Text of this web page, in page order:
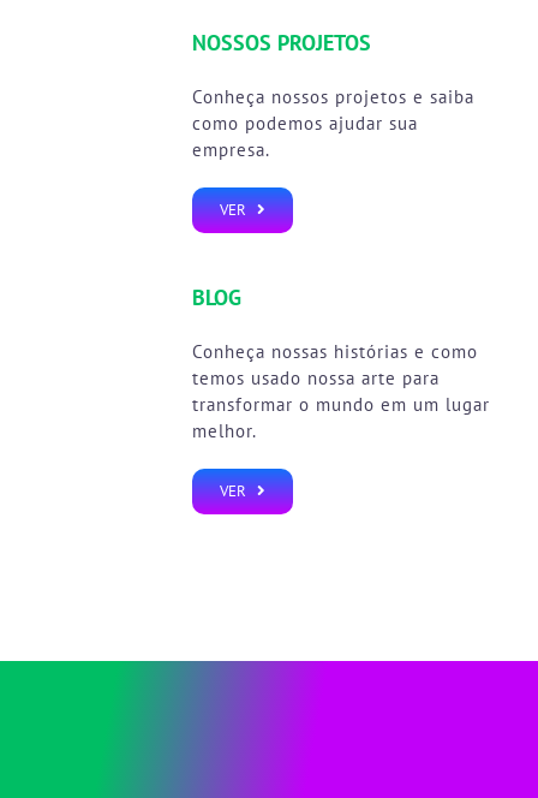
NOSSOS PROJETOS
Conheça nossos projetos e saiba
como podemos ajudar sua
empresa.
VER
BLOG
Conheça nossas histórias e como
temos usado nossa arte para
transformar o mundo em um lugar
melhor.
VER